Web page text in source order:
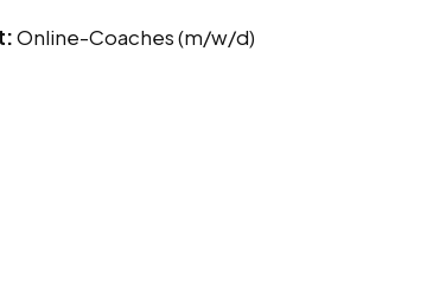
Online-Coaches (m/w/d)